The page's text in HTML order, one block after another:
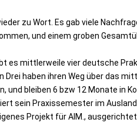
zu Wort. Es gab viele
und einem groben
es mittlerweile vier deutsche
Drei haben ihren Weg über das
und bleiben 6 bzw 12 Monate in
sein Praxissemester im Ausland
Projekt für AIM.,